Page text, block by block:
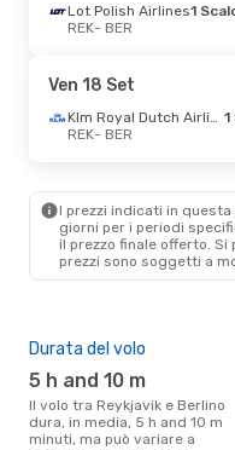
Lot Polish Airlines1
REK- BER
Ven 18 Set
Klm Royal Dutch Airlines 1
REK- BER
I prezzi indicati in
giorni per i periodi
il ​​prezzo finale offerto.
prezzi sono soggetti a
Durata del volo
5 h and 10 m
Il volo tra Reykjavik e Berlino
dura, in media, 5 h and 10 m
minuti, ma può variare a